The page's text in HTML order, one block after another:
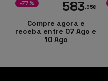
583,95€
-77%
Compre agora e
receba entre 07 Ago e
10 Ago